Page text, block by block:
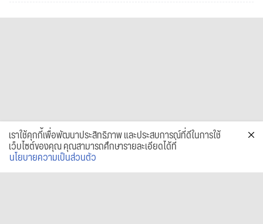
เราใช้คุกกี้เพื่อพัฒนาประสิทธิภาพ และประสบการณ์ที่ดีในการใช้
เว็บไซต์ของคุณ คุณสามารถศึกษารายละเอียดได้ที่
นโยบายความเป็นส่วนตัว